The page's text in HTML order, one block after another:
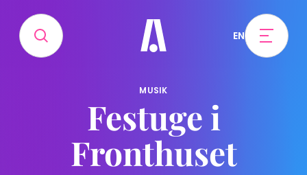
EN
MUSIK
Festuge i
Fronthuset